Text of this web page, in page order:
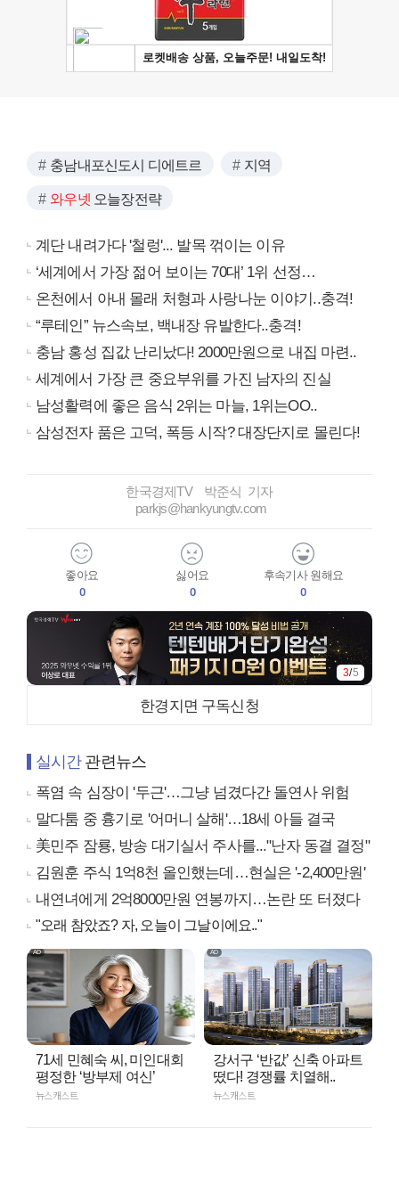
충남내포신도시 디에트르 지역
와우넷 오늘장전략
계단 내려가다 '철렁'... 발목 꺾이는 이유
‘세계에서 가장 젊어 보이는 70대’ 1위 선정…
온천에서 아내 몰래 처형과 사랑나눈 이야기..충격!
“루테인” 뉴스속보, 백내장 유발한다..충격!
충남 홍성 집값 난리났다! 2000만원으로 내집 마련..
세계에서 가장 큰 중요부위를 가진 남자의 진실
남성활력에 좋은 음식 2위는 마늘, 1위는OO..
삼성전자 품은 고덕, 폭등 시작? 대장단지로 몰린다!
한국경제TV 박준식 기자
parkjs@hankyungtv.com
좋아요
0
싫어요
0
후속기사 원해요
0
3/5
한경지면 구독신청
실시간관련뉴스
폭염 속 심장이 '두근'…그냥 넘겼다간 돌연사 위험
말다툼 중 흉기로 '어머니 살해'…18세 아들 결국
美민주 잠룡, 방송 대기실서 주사를..."난자 동결 결정"
김원훈 주식 1억8천 올인했는데…현실은 '-2,400만원'
내연녀에게 2억8000만원 연봉까지…논란 또 터졌다
"오래 참았죠? 자, 오늘이 그날이에요.."
71세 민혜숙 씨, 미인대회
평정한 ‘방부제 여신’
뉴스캐스트
강서구 ‘반값’ 신축 아파트
떴다! 경쟁률 치열해..
뉴스캐스트